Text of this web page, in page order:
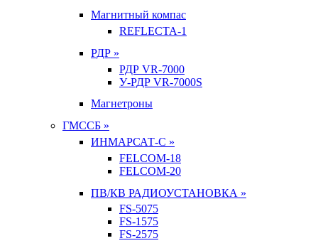
Магнитный компас
REFLECTA-1
РДР »
РДР VR-7000
У-РДР VR-7000S
Магнетроны
ГМССБ »
ИНМАРСАТ-С »
FELCOM-18
FELCOM-20
ПВ/КВ РАДИОУСТАНОВКА »
FS-5075
FS-1575
FS-2575